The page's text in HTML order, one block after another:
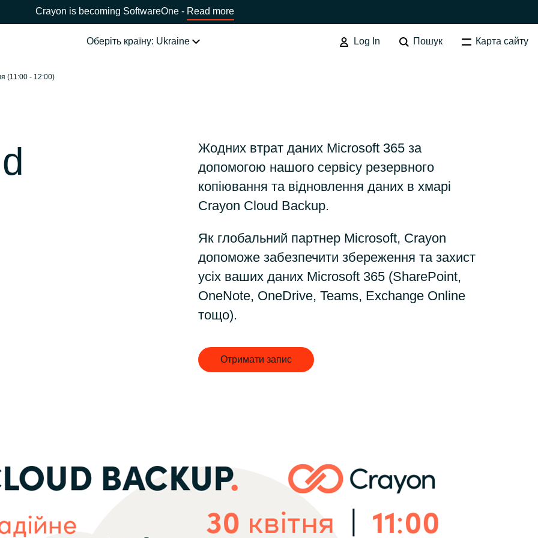
Crayon is becoming SoftwareOne - Read more
Оберіть країну: Ukraine Log In Пошук Карта сайту
(11:00 - 12:00)
Australia
Finland
Hungary
Romania Serbia
Жодних втрат даних Microsoft 365 за
допомогою нашого сервісу резервного
копіювання та відновлення даних в хмарі
Crayon Cloud Backup.
Як глобальний партнер Microsoft, Crayon
допоможе забезпечити збереження та захист
усіх ваших даних Microsoft 365 (SharePoint,
OneNote, OneDrive, Teams, Exchange Online
тощо).
Отримати запис